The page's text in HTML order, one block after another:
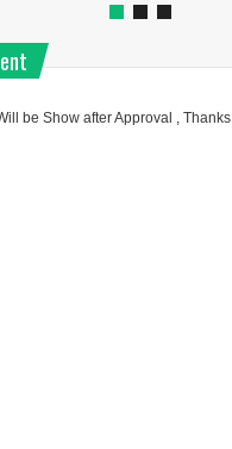
be Show after Approval , Thanks